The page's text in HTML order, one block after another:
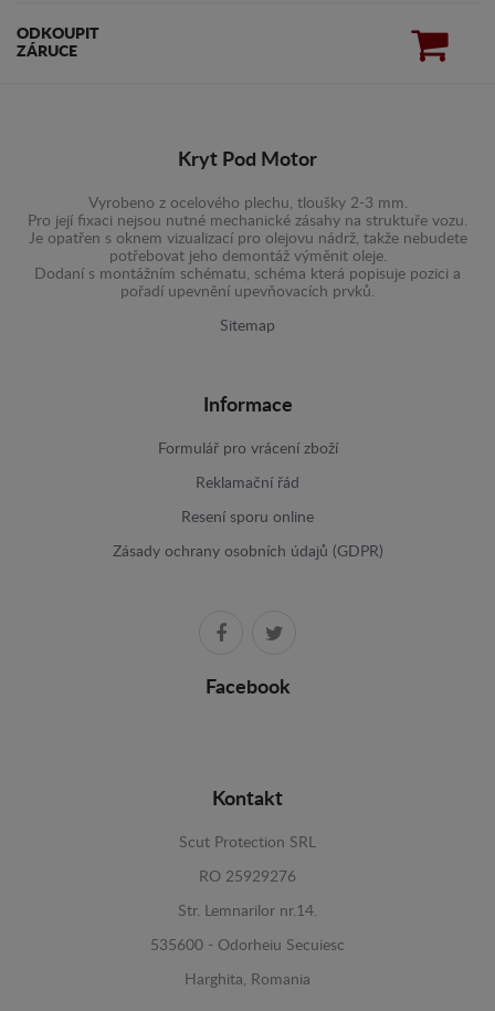
ODKOUPIT
ZÁRUCE
Kryt Pod Motor
Vyrobeno z ocelového plechu, tloušky 2-3 mm.
Pro její fixaci nejsou nutné mechanické zásahy na struktuře vozu.
Je opatřen s oknem vizualizací pro olejovu nádrž, takže nebudete
potřebovat jeho demontáž výměnit oleje.
Dodaní s montážním schématu, schéma která popisuje pozici a
pořadí upevnění upevňovacích prvků.
Sitemap
Informace
Formulář pro vrácení zboží
Reklamační řád
Resení sporu online
Zásady ochrany osobních údajů (GDPR)
Facebook
Kontakt
Scut Protection SRL
RO 25929276
Str. Lemnarilor nr.14.
535600 - Odorheiu Secuiesc
Harghita, Romania